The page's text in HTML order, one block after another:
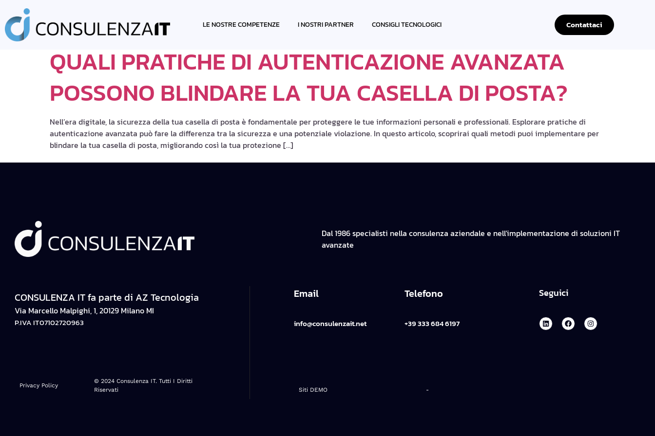
LE NOSTRE COMPETENZE I NOSTRI PARTNER CONSIGLI TECNOLOGICI Contattaci
TAG:AUTENTICAZIONE
QUALI PRATICHE DI AUTENTICAZIONE AVANZATA
POSSONO BLINDARE LA TUA CASELLA DI POSTA?
Nell’era digitale, la sicurezza della tua casella di posta è fondamentale per proteggere le tue informazioni personali e professionali. Esplorare pratiche di
autenticazione avanzata può fare la differenza tra la sicurezza e una potenziale violazione. In questo articolo, scoprirai quali metodi puoi implementare per
blindare la tua casella di posta, migliorando così la tua protezione […]
Dal 1986 specialisti nella consulenza aziendale e nell'implementazione di soluzioni IT
avanzate
CONSULENZA IT fa parte di AZ Tecnologia
Via Marcello Malpighi, 1, 20129 Milano MI
P.IVA IT07102720963
Privacy Policy
© 2024 Consulenza IT. Tutti I Diritti
Riservati
Email
info@consulenzait.net
Telefono
+39 333 684 6197
Seguici
Siti DEMO -